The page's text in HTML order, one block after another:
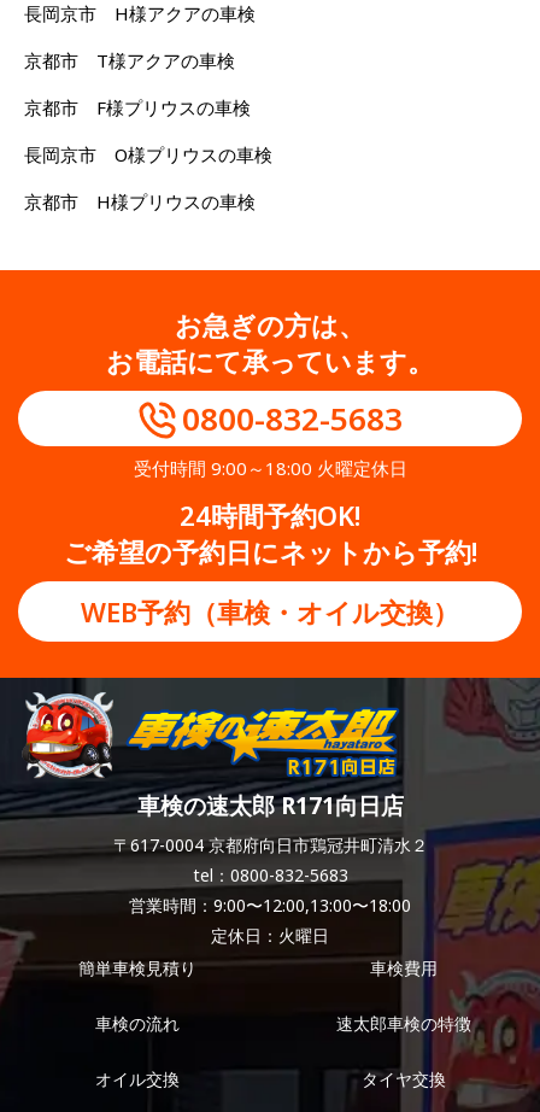
長岡京市 H様アクアの車検
京都市 T様アクアの車検
京都市 F様プリウスの車検
長岡京市 O様プリウスの車検
京都市 H様プリウスの車検
お急ぎの方は、
お電話にて承っています。
0800-832-5683
受付時間 9:00～18:00 火曜定休日
24時間予約OK!
ご希望の予約日にネットから予約!
WEB予約（車検・オイル交換）
車検の速太郎 R171向日店
〒617-0004 京都府向日市鶏冠井町清水２
tel：0800-832-5683
営業時間：9:00〜12:00,13:00〜18:00
定休日：火曜日
簡単車検見積り
車検費用
車検の流れ 速太郎車検の特徴
オイル交換 タイヤ交換